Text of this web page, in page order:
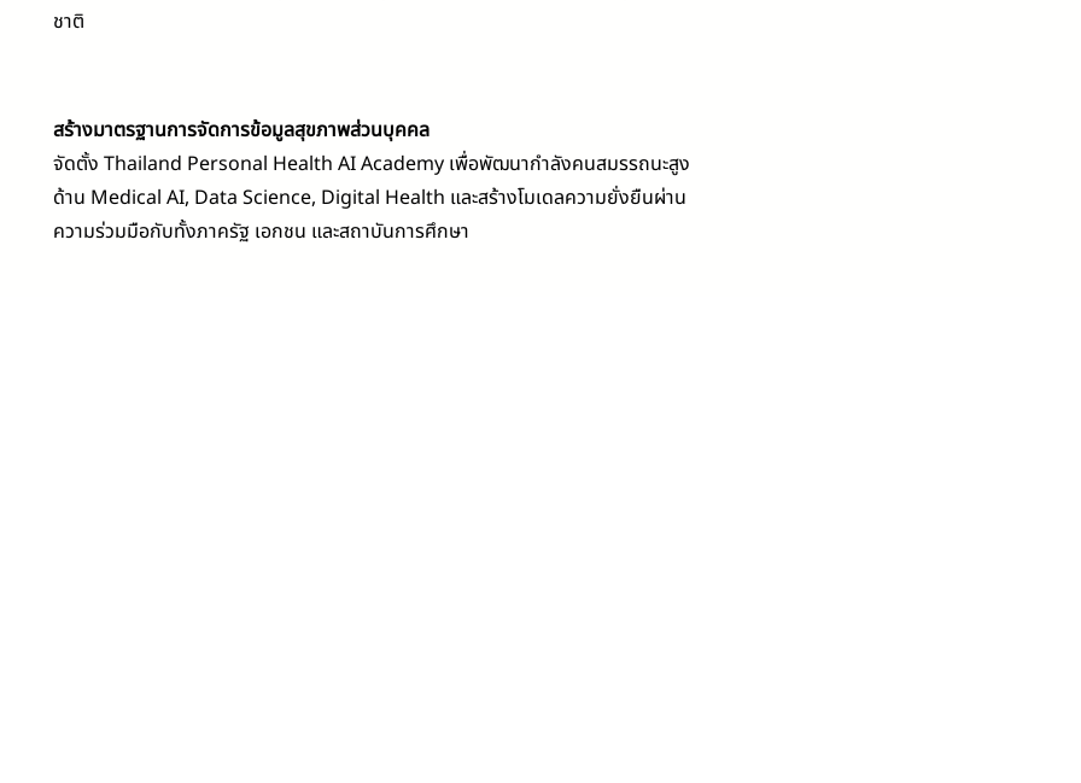
ชาติ
สร้างมาตรฐานการจัดการข้อมูลสุขภาพส่วนบุคคล
จัดตั้ง Thailand Personal Health AI Academy เพื่อพัฒนากำลังคนสมรรถนะสูง
ด้าน Medical AI, Data Science, Digital Health และสร้างโมเดลความยั่งยืนผ่าน
ความร่วมมือกับทั้งภาครัฐ เอกชน และสถาบันการศึกษา